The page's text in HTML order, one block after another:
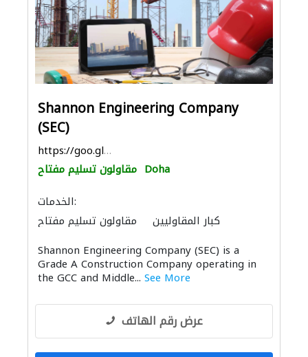
Shannon Engineering Company
(SEC)
https://goo.gl/maps/HYMsXAAg7CWVhKmx5
مقاولون تسليم مفتاح Doha
الخدمات:
مقاولون تسليم مفتاح
كبار المقاوليين
استشارات السلامة مقاولون لمكافحة الحريق
Shannon Engineering Company (SEC) is a
Grade A Construction Company operating in
the GCC and Middle... See More
عرض رقم الهاتف